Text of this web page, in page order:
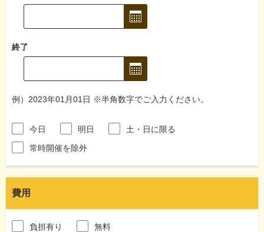
終了
例）2023年01月01日 ※半角数字でご入力ください。
今日 明日
土・日に限る
常時開催を除外
費用
負担有り 無料